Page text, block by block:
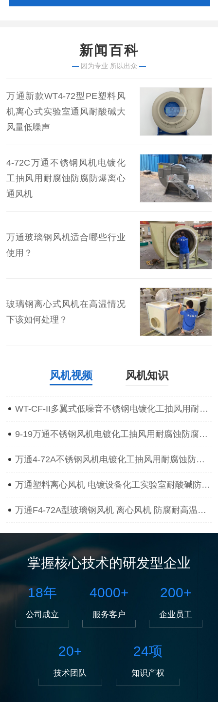
新闻百科
— 因为专业 所以出众 —
万通新款WT4-72型PE塑料风
机离心式实验室通风耐酸碱大
风量低噪声
4-72C万通不锈钢风机电镀化
工抽风用耐腐蚀防腐防爆离心
通风机
万通玻璃钢风机适合哪些行业
使用？
玻璃钢离心式风机在高温情况
下该如何处理？
风机视频 风机知识
WT-CF-II多翼式低噪音不锈钢电镀化工抽风用耐腐蚀防腐离心通风机
9-19万通不锈钢风机电镀化工抽风用耐腐蚀防腐防爆离心通风机
万通4-72A不锈钢风机电镀化工抽风用耐腐蚀防腐防爆离心通风机
万通塑料离心风机 电镀设备化工实验室耐酸碱防腐蚀抽风用通风机
万通F4-72A型玻璃钢风机 离心风机 防腐耐高温离心风机
掌握核心技术的研发型企业
18年
公司成立
4000+
服务客户
200+
企业员工
20+
技术团队
24项
知识产权